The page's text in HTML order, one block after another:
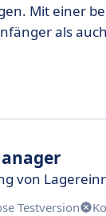
Mit einer
als
von
Testversion